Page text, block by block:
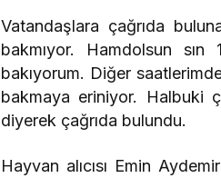
Vatandaşlara çağrıda
bakmıyor. Hamdolsun
bakıyorum. Diğer
bakmaya eriniyor. Halbuki
diyerek çağrıda bulundu.
Hayvan alıcısı Emin